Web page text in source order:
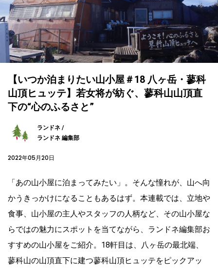
【いつか泊まりたい山小屋＃18 八ヶ岳・蓼科
山頂ヒュッテ】若女将が紡ぐ、蓼科山山頂直
下の“心のふるさと”
ランドネ /
ランドネ 編集部
2022年05月20日
「あの山小屋に泊まってみたい」。そんな憧れが、山へ向
かうきっかけになることもあるはず。本連載では、立地や
食事、山小屋の主人やスタッフの人柄など、その山小屋な
らではの魅力にスポットを当てながら、ランドネ編集部お
すすめの山小屋をご紹介。18軒目は、八ヶ岳の最北端、
蓼科山の山頂直下に建つ蓼科山頂ヒュッテをピックアッ